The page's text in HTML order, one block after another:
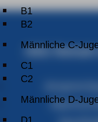
B1
B2
Männliche C-
C1
C2
Männliche D-
HSG Refrath-